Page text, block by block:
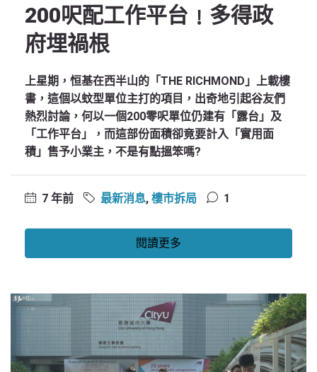
200呎配工作平台﹗多得政
府埋禍根
上星期，恒基在西半山的「THE RICHMOND」上載樓
書，這個以蚊型單位主打的項目，出奇地引起谷友們
熱烈討論，何以一個200零呎單位仍建有「露台」及
「工作平台」，而這部份面積卻竟要計入「實用面
積」售予小業主，不是有點搵笨嗎?
7 年前 最新消息, 樓市拆局 1
閱讀更多